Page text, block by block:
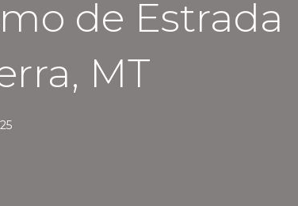
de Estrada
MT